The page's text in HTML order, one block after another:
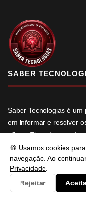
🍪 Usamos cookies
navegação. Ao
Privacidade
Rejeitar
SABER
Saber Tecnologias é
em informar e resolver
eficaz. Fique à vontade
f X in YT
NAVEGAÇÃO